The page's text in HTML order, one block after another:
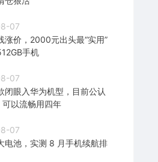
07
涨价，2000元出头最“实用”
手机
07
闭眼入华为机型，目前公认
可以流畅用四年
07
电池，实测 8 月手机续航排